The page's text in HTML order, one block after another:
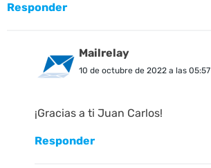
Responder
Mailrelay
10 de octubre de 2022 a las 05:57
¡Gracias a ti Juan Carlos!
Responder